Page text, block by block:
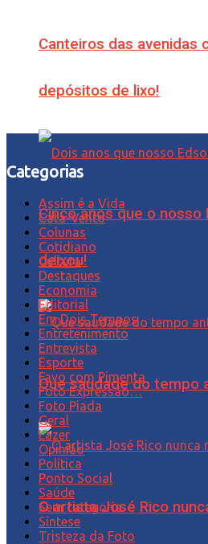
Canteiros das avenidas
depósitos de lixo!
Cinco anos que o nosso
deixou!
Que saudade do tempo
O artista José Rico
Categorias
Assim é a Vida
Cata-Vento
Colunas
Cotidiano
Cultura
Destaques
Economia
Editorial
Em Dois Tempos
Entretenimento
Entrevista
Esporte
Favo com Pimenta
Foto Expressão…
Foto Piada
Geral
Lazer
Opinião
Política
Ponto Social
Saúde
Sem categoria
Síntese
Tristeza da Foto